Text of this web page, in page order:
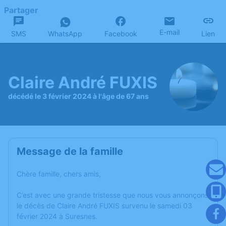
Partager
SMS WhatsApp Facebook E-mail Lien
Claire André FUXIS
décédé le 3 février 2024 à l'âge de 67 ans
Message de la famille
Chère famille, chers amis,
C’est avec une grande tristesse que nous vous annonçons
le décès de Claire André FUXIS survenu le samedi 03
février 2024 à Suresnes.